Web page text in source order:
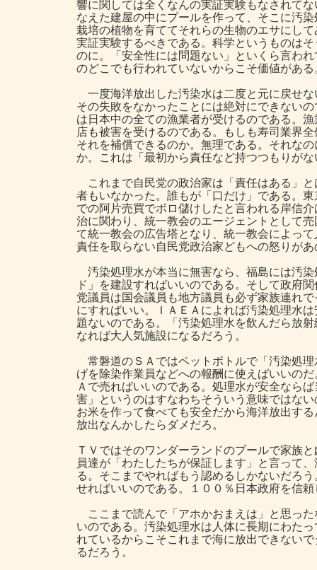
響に関しては全くなんの実証実験もなされて
なえた建屋の中にプールを作って、そこに汚
栽培の植物を育ててそれらの生物のエサにし
実証実験するべきである。科学というものは
のに。「安全性には問題ない」といくら言わ
のどこでも行われていないからこそ価値がある
一度海洋放出した汚染水は二度と元に戻せ
その失敗をなかったことには絶対にできない
は日本中の全ての漁業者が受けるのである。
店も被害を受けるのである。もしも寿司業界
それを補償できるのか。無理である。それな
か。これは「最初から責任など持つつもりが
これまで自民党の政治家は「責任はある」
者もいなかった。誰もが「口だけ」である。
での阿片売買でボロ儲けしたと言われる岸信
治に関わり、統一教会のエージェントとして
て統一教会の広告塔となり、統一教会によっ
責任を取らない自民党政治家どもへの怒りが
汚染処理水が本当に無害なら、福島には汚
ド」を建設すればいいのである。そして政府
党議員は国会議員も地方議員も必ず家族連れ
にすればいい。ＩＡＥＡによれば汚染処理水
題ないのである。「汚染処理水を飲んだら放
なれば大人気施設になるだろう。
常磐道のＳＡではペットボトルで「汚染処
げを除染作業員などへの報酬に使えばいいの
Ａで売ればいいのである。処理水が安全なら
害」というのはすなわちそういう意味ではな
お米を作って食べても安全だから海洋放出す
放出なんかしたらダメだろ。
ＴＶではそのワンダーランドのプールで家族
員達が「わたしたちが保証します」と言って
る。そこまでやればもう認めるしかないだろ
せればいいのである。１００％日本政府を信
ここまで読んで「アホかおまえは」と思っ
いのである。汚染処理水は人体に長期にわた
れているからこそこれまで海に放出できない
るだろう。